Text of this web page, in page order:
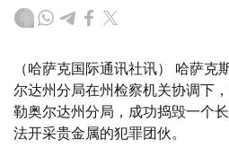
（哈萨克国际通讯社讯） 哈萨克
尔达州分局在州检察机关协调下
勒奥尔达州分局，成功捣毁一个
法开采贵金属的犯罪团伙。